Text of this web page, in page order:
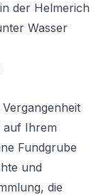
der Helmerich
Wasser
auf Ihrem
Fundgrube
und
die